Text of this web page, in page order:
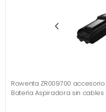
Rowenta ZR009700
Batería Aspiradora sin cables